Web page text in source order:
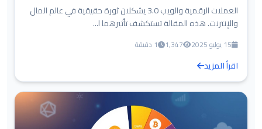
العملات الرقمية والويب 3.0 يشكلان ثورة حقيقية في عالم المال
والإنترنت. هذه المقالة تستكشف تأثيرهما ا...
15 يوليو 2025 1,347 1 دقيقة
اقرأ المزيد